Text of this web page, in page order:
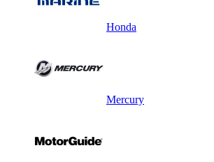
Honda
Mercury